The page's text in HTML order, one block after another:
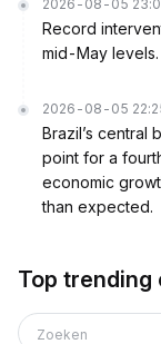
2026-08-05
Record
mid-May levels.
2026-08-05
Brazil’s central
point for a
economic
than expected.
Top
Zoeken